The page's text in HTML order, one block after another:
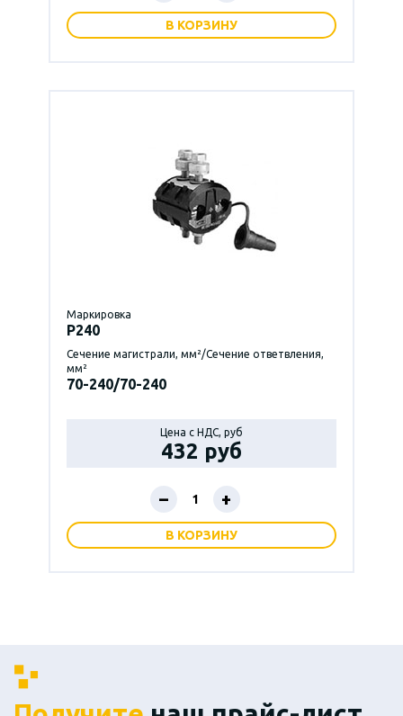
В КОРЗИНУ
Маркировка
P240
Сечение магистрали, мм²/Сечение ответвления,
мм²
70-240/70-240
Цена с НДС, руб
432 руб
– +
В КОРЗИНУ